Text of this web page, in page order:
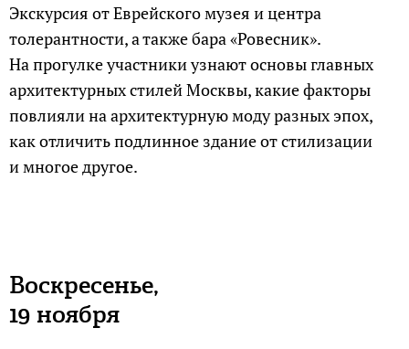
Экскурсия от Еврейского музея и центра
толерантности, а также бара «Ровесник».
На прогулке участники узнают основы главных
архитектурных стилей Москвы, какие факторы
повлияли на архитектурную моду разных эпох,
как отличить подлинное здание от стилизации
и многое другое.
Воскресенье,
19 ноября